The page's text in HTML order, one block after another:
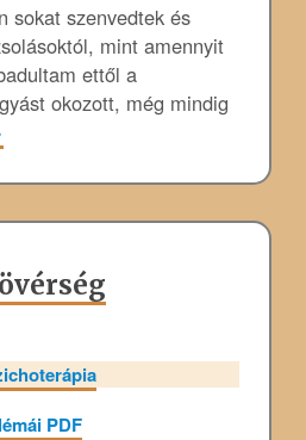
sokat szenvedtek és
mint amennyit
ettől a
okozott, még mindig